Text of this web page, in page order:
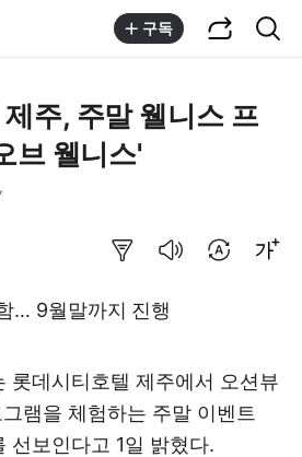
구독
주, 주말 웰니스 프
브 웰니스'
… 9월말까지 진행
롯데시티호텔 제주에서 오션뷰
램을 체험하는 주말 이벤트
선보인다고 1일 밝혔다.